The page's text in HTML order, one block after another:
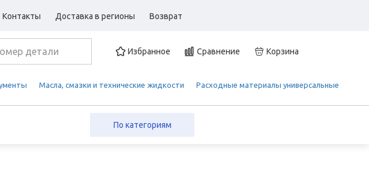
Контакты Доставка в регионы Возврат
Избранное Сравнение Корзина
Масла, смазки и технические жидкости Расходные материалы универсальные
По категориям